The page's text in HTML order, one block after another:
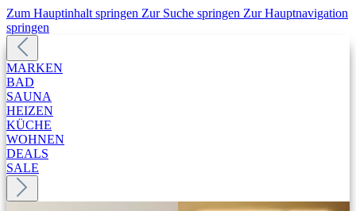
Zum Hauptinhalt springen Zur Suche springen Zur Hauptnavigation
springen
MARKEN
BAD
SAUNA
HEIZEN
KÜCHE
WOHNEN
DEALS
SALE